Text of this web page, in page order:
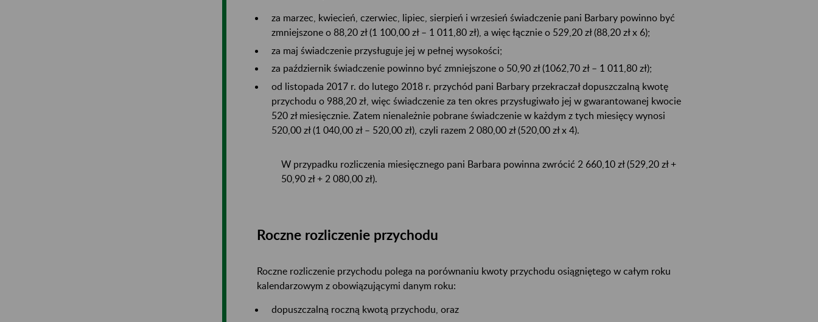
za marzec, kwiecień, czerwiec, lipiec, sierpień i wrzesień świadczenie pani Barbary powinno być
zmniejszone o 88,20 zł (1 100,00 zł – 1 011,80 zł), a więc łącznie o 529,20 zł (88,20 zł x 6);
za maj świadczenie przysługuje jej w pełnej wysokości;
za październik świadczenie powinno być zmniejszone o 50,90 zł (1062,70 zł – 1 011,80 zł);
od listopada 2017 r. do lutego 2018 r. przychód pani Barbary przekraczał dopuszczalną kwotę
przychodu o 988,20 zł, więc świadczenie za ten okres przysługiwało jej w gwarantowanej kwocie
520 zł miesięcznie. Zatem nienależnie pobrane świadczenie w każdym z tych miesięcy wynosi
520,00 zł (1 040,00 zł – 520,00 zł), czyli razem 2 080,00 zł (520,00 zł x 4).
W przypadku rozliczenia miesięcznego pani Barbara powinna zwrócić 2 660,10 zł (529,20 zł +
50,90 zł + 2 080,00 zł).
Roczne rozliczenie przychodu
Roczne rozliczenie przychodu polega na porównaniu kwoty przychodu osiągniętego w całym roku
kalendarzowym z obowiązującymi danym roku:
dopuszczalną roczną kwotą przychodu, oraz